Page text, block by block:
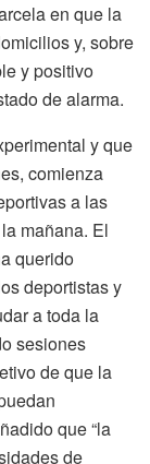
en que la
y, sobre
y positivo
de alarma.
y que
comienza
a las
mañana. El
querido
deportistas y
a toda la
sesiones
de que la
que “la
de